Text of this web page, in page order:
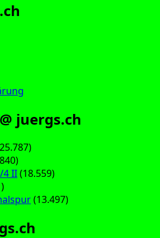
juergs.ch
4 II(18.559)
(13.497)